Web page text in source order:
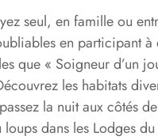
seul, en famille ou
en participant à
que « Soigneur d’un
les habitats
la nuit aux côtés
dans les Lodges